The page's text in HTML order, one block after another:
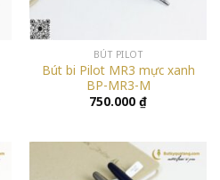
BÚT PILOT
Bút bi Pilot MR3 mực xanh
BP-MR3-M
750.000 ₫